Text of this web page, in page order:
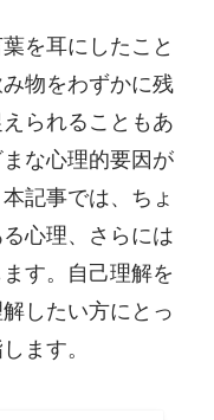
を耳にしたこと
物をわずかに残
られることもあ
な心理的要因が
記事では、ちょ
心理、さらには
す。自己理解を
したい方にとっ
ます。